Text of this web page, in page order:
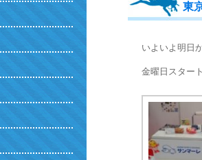
東
いよいよ明日
金曜日スター